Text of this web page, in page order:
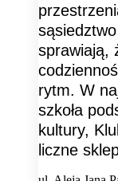
sprawiają,
rytm. W
szkoła
kultury,
liczne